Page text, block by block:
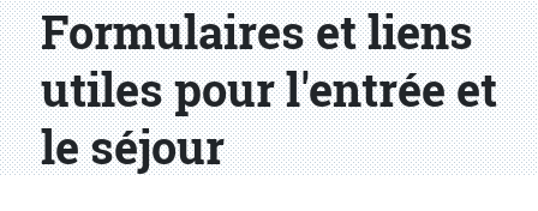
Formulaires et liens
utiles pour l'entrée et
le séjour